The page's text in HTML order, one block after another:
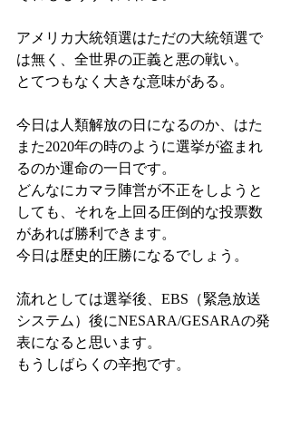
アメリカ大統領選はただの大統領選で
は無く、全世界の正義と悪の戦い。
とてつもなく大きな意味がある。
今日は人類解放の日になるのか、はた
また2020年の時のように選挙が盗まれ
るのか運命の一日です。
どんなにカマラ陣営が不正をしようと
しても、それを上回る圧倒的な投票数
があれば勝利できます。
今日は歴史的圧勝になるでしょう。
流れとしては選挙後、EBS（緊急放送
システム）後にNESARA/GESARAの発
表になると思います。
もうしばらくの辛抱です。